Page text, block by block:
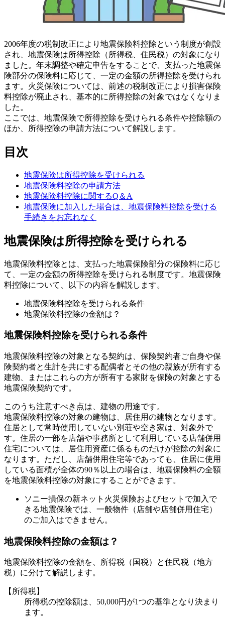
2006年度の税制改正により地震保険料控除という制度が創設
され、地震保険は所得控除（所得税、住民税）の対象になり
ました。年末調整や確定申告をすることで、支払った地震保
険部分の保険料に応じて、一定の金額の所得控除を受けられ
ます。火災保険については、前述の税制改正により損害保険
料控除が廃止され、基本的に所得控除の対象ではなくなりま
した。
ここでは、地震保険で所得控除を受けられる条件や控除額の
ほか、所得控除の申請方法について解説します。
目次
地震保険は所得控除を受けられる
地震保険料控除の申請方法
地震保険料控除に関するQ＆A
地震保険に加入した場合は、地震保険料控除を受ける
手続きをお忘れなく
地震保険は所得控除を受けられる
地震保険料控除とは、支払った地震保険部分の保険料に応じ
て、一定の金額の所得控除を受けられる制度です。地震保険
料控除について、以下の内容を解説します。
地震保険料控除を受けられる条件
地震保険料控除の金額は？
地震保険料控除を受けられる条件
地震保険料控除の対象となる契約は、保険契約者ご自身や保
険契約者と生計を共にする配偶者とその他の親族が所有する
建物、またはこれらの方が所有する家財を保険の対象とする
地震保険契約です。
このうち注意すべき点は、建物の用途です。
地震保険料控除の対象の建物は、居住用の建物となります。
住居として常時使用していない別荘や空き家は、対象外で
す。住居の一部を店舗や事務所として利用している店舗併用
住宅については、居住用資産に係るものだけが控除の対象に
なります。ただし、店舗併用住宅等であっても、住居に使用
している面積が全体の90％以上の場合は、地震保険料の全額
を地震保険料控除の対象にすることができます。
ソニー損保の新ネット火災保険およびセットで加入で
きる地震保険では、一般物件（店舗や店舗併用住宅）
のご加入はできません。
地震保険料控除の金額は？
地震保険料控除の金額を、所得税（国税）と住民税（地方
税）に分けて解説します。
【所得税】
所得税の控除額は、50,000円が1つの基準となり決まり
ます。